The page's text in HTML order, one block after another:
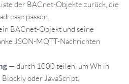
der BACnet-Objekte zurück, die
passen.
BACnet-Objekt und seine
JSON-MQTT-Nachrichten
— durch 1000 teilen, um Wh in
oder JavaScript.